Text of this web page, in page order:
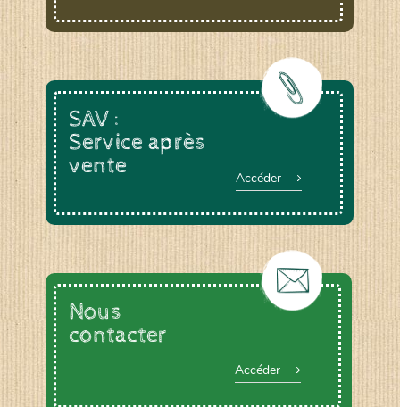
SAV :
Service après
vente
Accéder
Nous
contacter
Accéder